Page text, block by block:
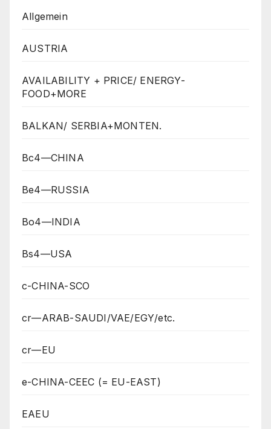
Allgemein
AUSTRIA
AVAILABILITY + PRICE/ ENERGY-
FOOD+MORE
BALKAN/ SERBIA+MONTEN.
Bc4—CHINA
Be4—RUSSIA
Bo4—INDIA
Bs4—USA
c-CHINA-SCO
cr—ARAB-SAUDI/VAE/EGY/etc.
cr—EU
e-CHINA-CEEC (= EU-EAST)
EAEU